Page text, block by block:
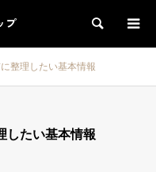
プ 検索
整理したい基本情報
したい基本情報